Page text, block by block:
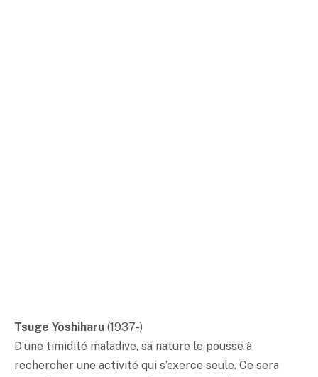
Tsuge Yoshiharu (1937-)
D’une timidité maladive, sa nature le pousse à
rechercher une activité qui s’exerce seule. Ce sera